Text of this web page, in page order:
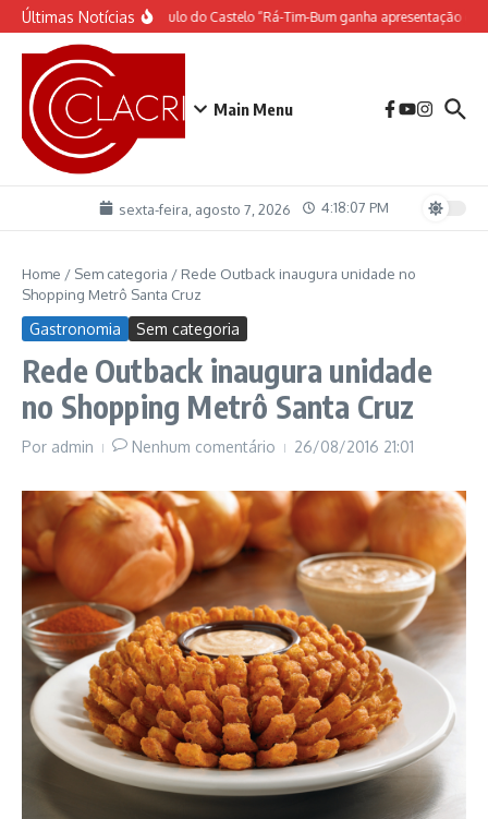
Ir para o conteúdo
Últimas NotíciasO espetáculo do Castelo “Rá-Tim-Bum ganha apresentação de
Main Menu
sexta-feira, agosto 7, 2026 4:18:08 PM
Home / Sem categoria / Rede Outback inaugura unidade no
Shopping Metrô Santa Cruz
Gastronomia Sem categoria
Rede Outback inaugura unidade
no Shopping Metrô Santa Cruz
Por admin Nenhum comentário 26/08/2016 21:01